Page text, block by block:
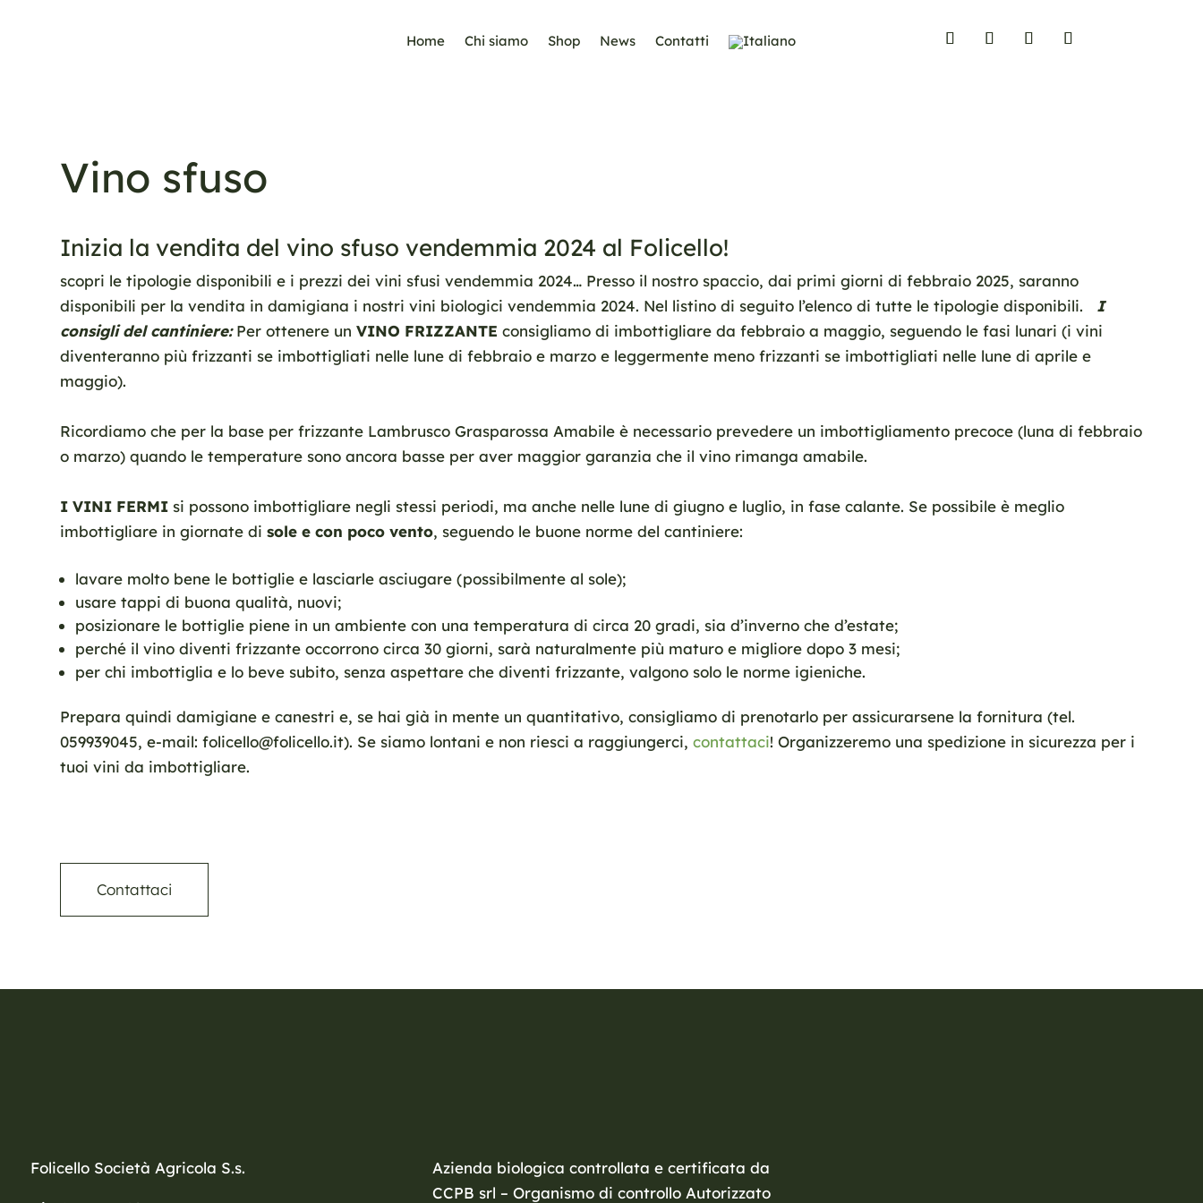
Home Chi siamo Shop News Contatti
Vino sfuso
Inizia la vendita del vino sfuso vendemmia 2024 al Folicello!
scopri le tipologie disponibili e i prezzi dei vini sfusi vendemmia 2024… Presso il nostro spaccio, dai primi giorni di febbraio 2025, saranno
disponibili per la vendita in damigiana i nostri vini biologici vendemmia 2024. Nel listino di seguito l’elenco di tutte le tipologie disponibili. I
consigli del cantiniere:Per ottenere unVINO FRIZZANTE consigliamo di imbottigliare da febbraio a maggio, seguendo le fasi lunari (i vini
diventeranno più frizzanti se imbottigliati nelle lune di febbraio e marzo e leggermente meno frizzanti se imbottigliati nelle lune di aprile e
maggio).
Ricordiamo che per la base per frizzante Lambrusco Grasparossa Amabile è necessario prevedere un imbottigliamento precoce (luna di febbraio
o marzo) quando le temperature sono ancora basse per aver maggior garanzia che il vino rimanga amabile.
I VINI FERMI si possono imbottigliare negli stessi periodi, ma anche nelle lune di giugno e luglio, in fase calante. Se possibile è meglio
imbottigliare in giornate disole e con poco vento, seguendo le buone norme del cantiniere:
lavare molto bene le bottiglie e lasciarle asciugare (possibilmente al sole);
usare tappi di buona qualità, nuovi;
posizionare le bottiglie piene in un ambiente con una temperatura di circa 20 gradi, sia d’inverno che d’estate;
perché il vino diventi frizzante occorrono circa 30 giorni, sarà naturalmente più maturo e migliore dopo 3 mesi;
per chi imbottiglia e lo beve subito, senza aspettare che diventi frizzante, valgono solo le norme igieniche.
Prepara quindi damigiane e canestri e, se hai già in mente un quantitativo, consigliamo di prenotarlo per assicurarsene la fornitura (tel.
059939045, e-mail: folicello@folicello.it). Se siamo lontani e non riesci a raggiungerci,contattaci! Organizzeremo una spedizione in sicurezza per i
tuoi vini da imbottigliare.
Contattaci
Folicello Società Agricola S.s.
Azienda biologica controllata e certificata da
CCPB srl – Organismo di controllo Autorizzato